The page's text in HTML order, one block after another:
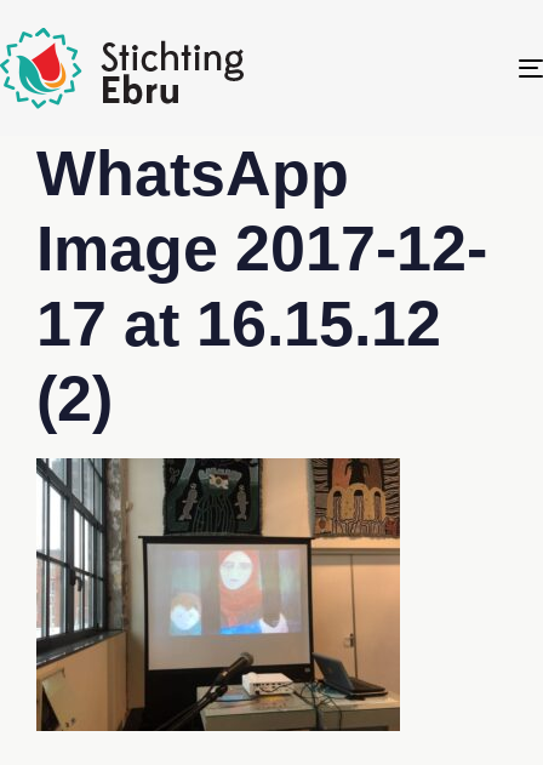
WhatsApp
Image 2017-12-
17 at 16.15.12
(2)